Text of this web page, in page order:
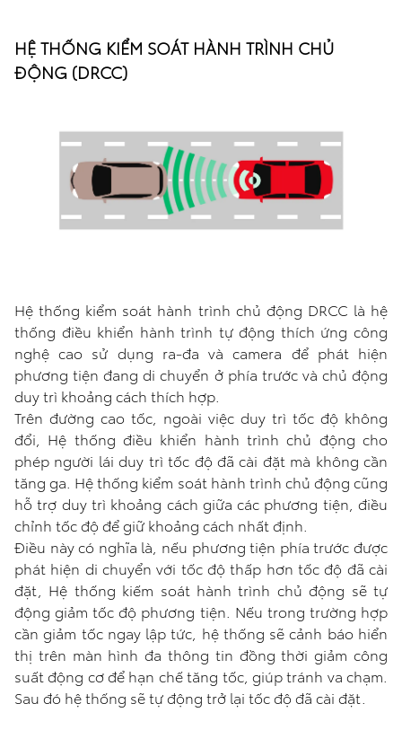
HỆ THỐNG KIỂM SOÁT HÀNH TRÌNH CHỦ
ĐỘNG (DRCC)
Hệ thống kiểm soát hành trình chủ động DRCC là hệ
thống điều khiển hành trình tự động thích ứng công
nghệ cao sử dụng ra-đa và camera để phát hiện
phương tiện đang di chuyển ở phía trước và chủ động
duy trì khoảng cách thích hợp.
Trên đường cao tốc, ngoài việc duy trì tốc độ không
đổi, Hệ thống điều khiển hành trình chủ động cho
phép người lái duy trì tốc độ đã cài đặt mà không cần
tăng ga. Hệ thống kiểm soát hành trình chủ động cũng
hỗ trợ duy trì khoảng cách giữa các phương tiện, điều
chỉnh tốc độ để giữ khoảng cách nhất định.
Điều này có nghĩa là, nếu phương tiện phía trước được
phát hiện di chuyển với tốc độ thấp hơn tốc độ đã cài
đặt, Hệ thống kiếm soát hành trình chủ động sẽ tự
động giảm tốc độ phương tiện. Nếu trong trường hợp
cần giảm tốc ngay lập tức, hệ thống sẽ cảnh báo hiển
thị trên màn hình đa thông tin đồng thời giảm công
suất động cơ để hạn chế tăng tốc, giúp tránh va chạm.
Sau đó hệ thống sẽ tự động trở lại tốc độ đã cài đặt.